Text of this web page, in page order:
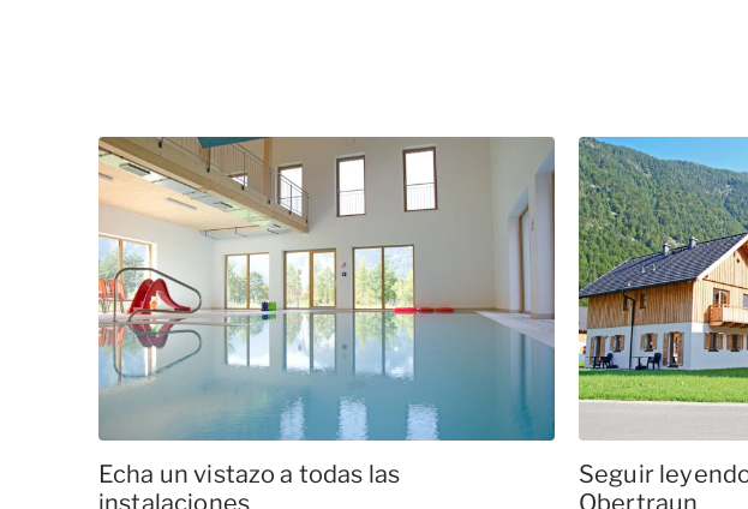
Echa un vistazo a todas las
instalaciones
Seguir
Obertraun